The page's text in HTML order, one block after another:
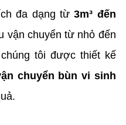
đa dạng từ3m³ đến
vận chuyển từ nhỏ đến
tôi được thiết kế
chuyển bùn vi sinh